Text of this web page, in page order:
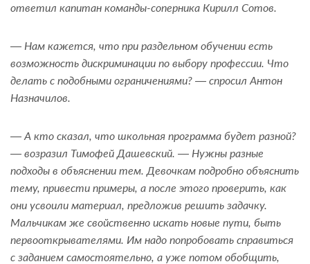
ответил капитан команды-соперника Кирилл Сотов.
— Нам кажется, что при раздельном обучении есть
возможность дискриминации по выбору профессии. Что
делать с подобными ограничениями? — спросил Антон
Назначилов.
— А кто сказал, что школьная программа будет разной?
— возразил Тимофей Дашевский. — Нужны разные
подходы в объяснении тем. Девочкам подробно объяснить
тему, привести примеры, а после этого проверить, как
они усвоили материал, предложив решить задачку.
Мальчикам же свойственно искать новые пути, быть
первооткрывателями. Им надо попробовать справиться
с заданием самостоятельно, а уже потом обобщить,